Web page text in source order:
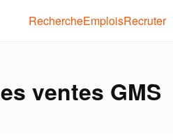
RechercheEmploisRecruter
ventes GMS